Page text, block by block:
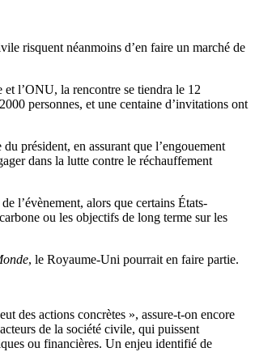
risquent néanmoins d’en faire un marché de
l’ONU, la rencontre se tiendra le 12
personnes, et une centaine d’invitations ont
président, en assurant que l’engouement
dans la lutte contre le réchauffement
l’évènement, alors que certains États-
ou les objectifs de long terme sur les
, le Royaume-Uni pourrait en faire partie.
des actions concrètes », assure-t-on encore
de la société civile, qui puissent
ou financières. Un enjeu identifié de